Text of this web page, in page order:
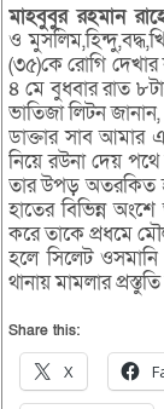
মাহবুবুর রহমান
ও
(৩৫)কে রোগি দেখার
৪ মে বুধবার রাত
ভাতিজা লিটন
ডাক্তার সাব
নিয়ে রউনা দেয়
তার উপড় অতরকিত
হাতের বিভিন্ন
করে তাকে প্রধমে
হলে সিলেট
থানায় মামলার
Share this:
X